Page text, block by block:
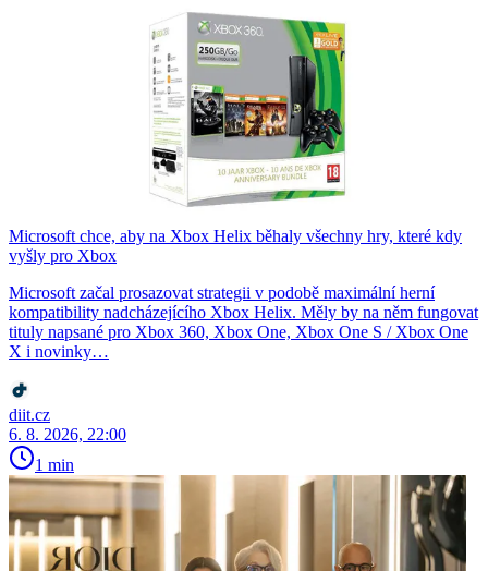
Microsoft chce, aby na Xbox Helix běhaly všechny hry, které kdy
vyšly pro Xbox
Microsoft začal prosazovat strategii v podobě maximální herní
kompatibility nadcházejícího Xbox Helix. Měly by na něm fungovat
tituly napsané pro Xbox 360, Xbox One, Xbox One S / Xbox One
X i novinky…
diit.cz
6. 8. 2026, 22:00
1 min